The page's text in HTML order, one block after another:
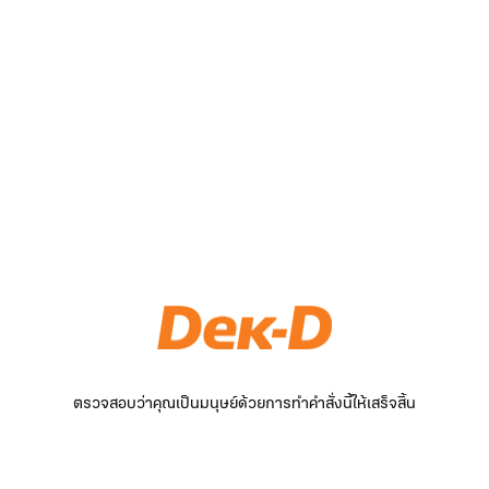
ตรวจสอบว่าคุณเป็นมนุษย์ด้วยการทำคำสั่งนี้ให้เสร็จสิ้น